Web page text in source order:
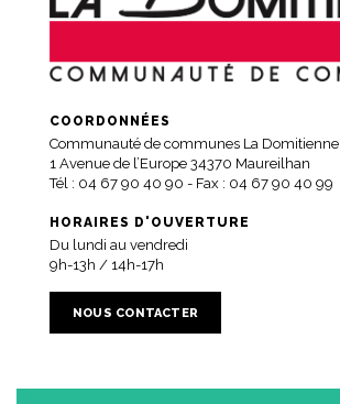
COORDONNÉES
Communauté de communes La Domitienne
1 Avenue de l’Europe 34370 Maureilhan
Tél : 04 67 90 40 90 - Fax : 04 67 90 40 99
HORAIRES D'OUVERTURE
Du lundi au vendredi
9h-13h / 14h-17h
NOUS CONTACTER